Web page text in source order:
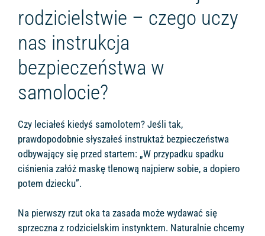
rodzicielstwie – czego uczy
nas instrukcja
bezpieczeństwa w
samolocie?
Czy leciałeś kiedyś samolotem? Jeśli tak,
prawdopodobnie słyszałeś instruktaż bezpieczeństwa
odbywający się przed startem: „W przypadku spadku
ciśnienia załóż maskę tlenową najpierw sobie, a dopiero
potem dziecku”.
Na pierwszy rzut oka ta zasada może wydawać się
sprzeczna z rodzicielskim instynktem. Naturalnie chcemy